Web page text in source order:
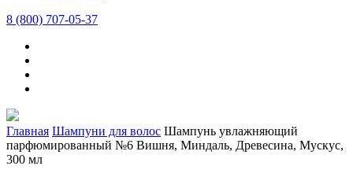
8 (800) 707-05-37
Главная Шампуни для волос Шампунь увлажняющий
парфюмированный №6 Вишня, Миндаль, Древесина, Мускус,
300 мл